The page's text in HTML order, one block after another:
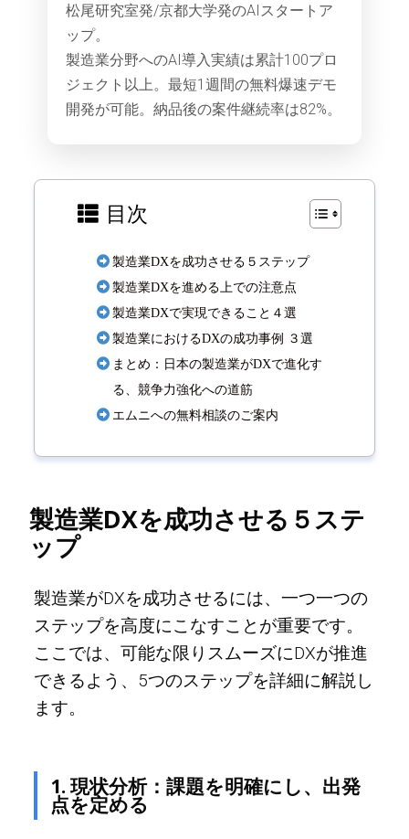
松尾研究室発/京都大学発のAIスタートア
ップ。
製造業分野へのAI導入実績は累計100プロ
ジェクト以上。最短1週間の無料爆速デモ
開発が可能。納品後の案件継続率は82%。
目次
製造業DXを成功させる５ステップ
製造業DXを進める上での注意点
製造業DXで実現できること４選
製造業におけるDXの成功事例 ３選
まとめ：日本の製造業がDXで進化す
る、競争力強化への道筋
エムニへの無料相談のご案内
製造業DXを成功させる５ステ
ップ
製造業がDXを成功させるには、一つ一つの
ステップを高度にこなすことが重要です。
ここでは、可能な限りスムーズにDXが推進
できるよう、5つのステップを詳細に解説し
ます。
1. 現状分析：課題を明確にし、出発
点を定める